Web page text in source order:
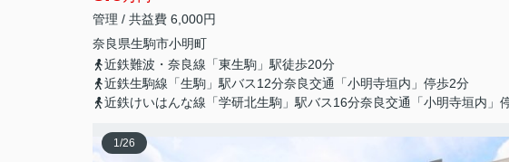
管理 / 共益費 6,000円
奈良県生駒市小明町
近鉄難波・奈良線「東生駒」駅徒歩20分
近鉄生駒線「生駒」駅バス12分奈良交通「小明寺垣内」停歩2分
近鉄けいはんな線「学研北生駒」駅バス16分奈良交通「小明寺垣内」
1/26